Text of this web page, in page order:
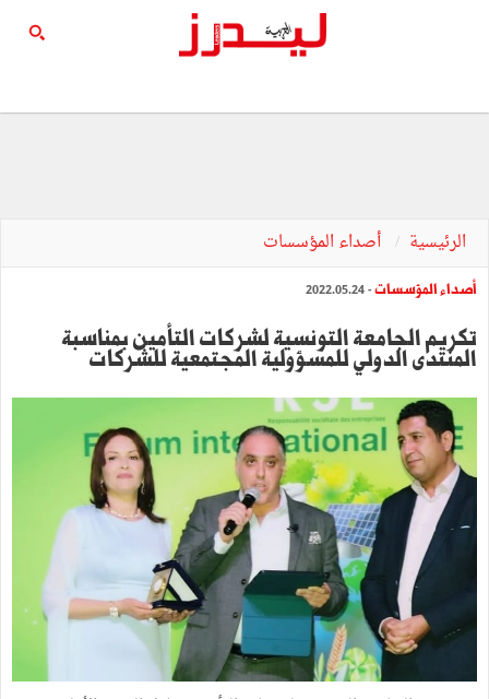
الرئيسية أصداء المؤسسات
أصداء المؤسسات- 2022.05.24
تكريم الجامعة التونسية لشركات التأمين بمناسبة
المنتدى الدولي للمسؤولية المجتمعية للشركات